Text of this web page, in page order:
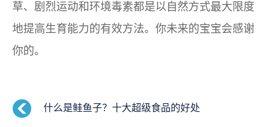
草、剧烈运动和环境毒素都是以自然方式最大限度
地提高生育能力的有效方法。你未来的宝宝会感谢
你的。
什么是鲑鱼子？十大超级食品的好处